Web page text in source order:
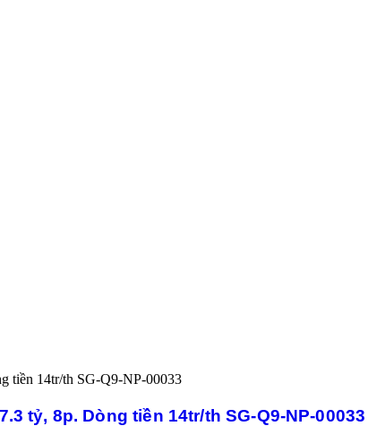
tỷ, 8p. Dòng tiền 14tr/th SG-Q9-NP-00033